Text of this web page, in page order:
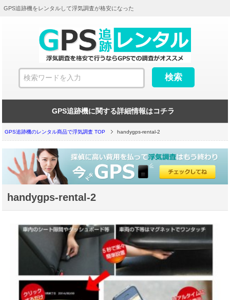
GPS追跡機をレンタルして浮気調査が格安になった
GPS追跡機に関する詳細情報はコチラ
GPS追跡機のレンタル商品で浮気調査 TOP handygps-rental-2
handygps-rental-2